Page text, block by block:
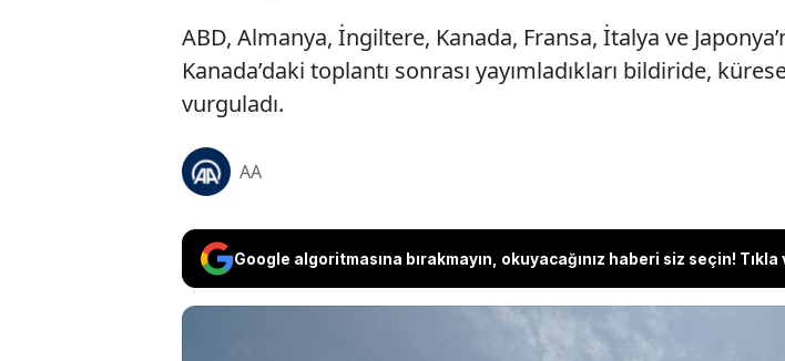
ABD, Almanya, İngiltere, Kanada, Fransa, İtalya ve
Kanada’daki toplantı sonrası yayımladıkları bildiride,
vurguladı.
AA
Google algoritmasına bırakmayın, okuyacağınız haberi siz seçin! Tıkla